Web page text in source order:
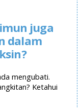
juga
dalam
mengubati.
Ketahui